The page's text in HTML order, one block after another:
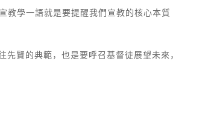
教學一語就是要提醒我們宣教的核心本質
賢的典範，也是要呼召基督徒展望未來，